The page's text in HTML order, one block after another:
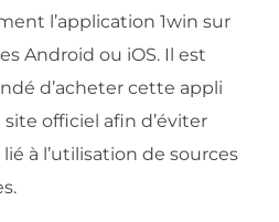
l’application 1win sur
Android ou iOS. Il est
d’acheter cette appli
officiel afin d’éviter
à l’utilisation de sources